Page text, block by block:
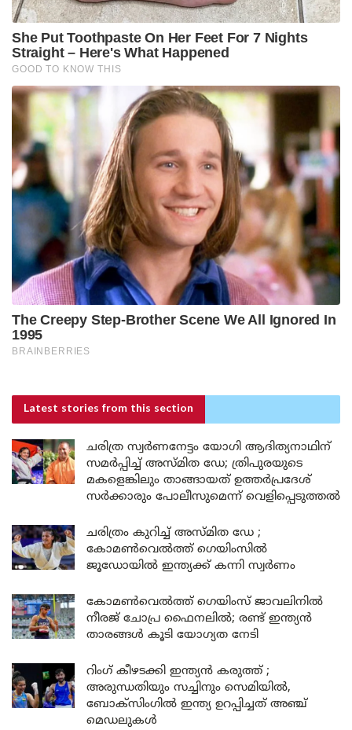
Latest stories from this section
ചരിത്ര സ്വർണനേട്ടം യോഗി ആദിത്യനാഥിന്
സമർപ്പിച്ച് അസ്മിത ഡേ; ത്രിപുരയുടെ
മകളെങ്കിലും താങ്ങായത് ഉത്തർപ്രദേശ്
സർക്കാരും പോലീസുമെന്ന് വെളിപ്പെടുത്തൽ
ചരിത്രം കുറിച്ച് അസ്മിത ഡേ ;
കോമൺവെൽത്ത് ഗെയിംസിൽ
ജൂഡോയിൽ ഇന്ത്യക്ക് കന്നി സ്വർണം
കോമൺവെൽത്ത് ഗെയിംസ് ജാവലിനിൽ
നീരജ് ചോപ്ര ഫൈനലിൽ; രണ്ട് ഇന്ത്യൻ
താരങ്ങൾ കൂടി യോഗ്യത നേടി
റിംഗ് കീഴടക്കി ഇന്ത്യൻ കരുത്ത് ;
അരുന്ധതിയും സച്ചിനും സെമിയിൽ,
ബോക്സിംഗിൽ ഇന്ത്യ ഉറപ്പിച്ചത് അഞ്ച്
മെഡലുകൾ